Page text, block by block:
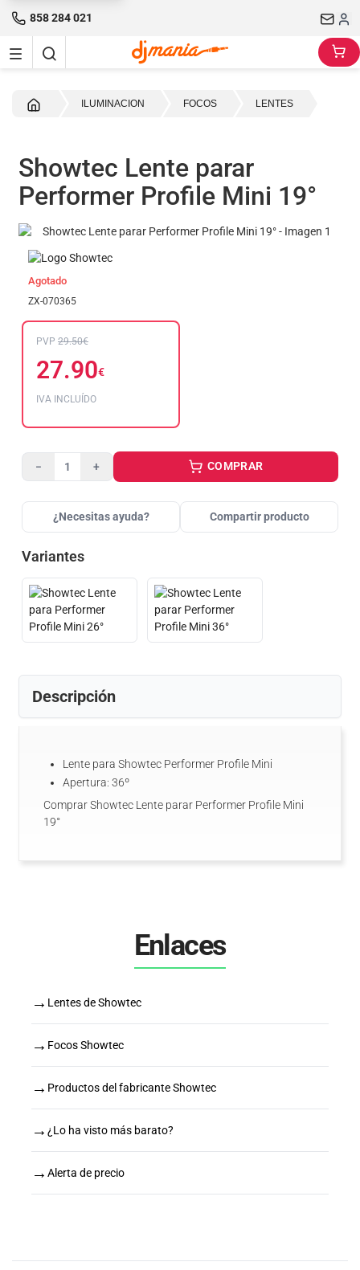
858 284 021
ILUMINACION FOCOS LENTES
Showtec Lente parar
Performer Profile Mini 19°
Agotado
ZX-070365
PVP 29.50€
27.90€
IVA INCLUÍDO
− + COMPRAR
¿Necesitas ayuda? Compartir producto
Variantes
Descripción
Lente para Showtec Performer Profile Mini
Apertura: 36º
Comprar Showtec Lente parar Performer Profile Mini
19°
Enlaces
→ Lentes de Showtec
→ Focos Showtec
→ Productos del fabricante Showtec
→ ¿Lo ha visto más barato?
→ Alerta de precio